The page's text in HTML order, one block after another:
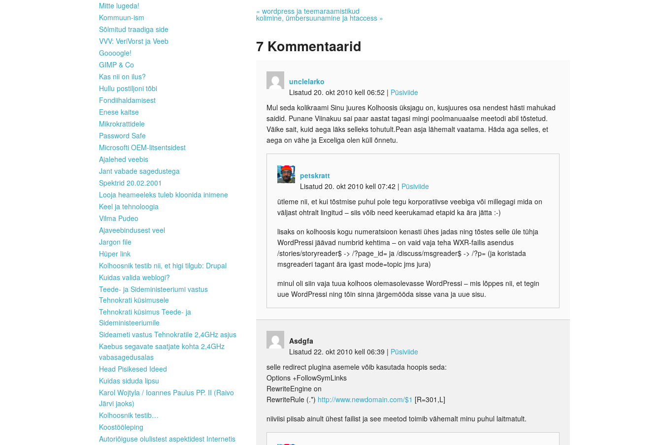
« wordpress ja teemaraamistikud
kolimine, ümbersuunamine ja htaccess »
7 Kommentaarid
unclelarko
Lisatud 20. okt 2010 kell 06:52 | Püsiviide
Mul seda kolikraami Sinu juures Kolhoosis üksjagu on, kusjuures osa nendest hästi mahukad
saidid. Punane Viinakuu sai paar aastat tagasi mingi poolmanuaalse meetodi abil tõstetud.
Väike sait, kuid aega läks selleks tohutult.Pean asja lähemalt vaatama. Häda aga selles, et
aega on vähe ja Exceliga olen küll õnnetu.
petskratt
Lisatud 20. okt 2010 kell 07:42 | Püsiviide
ütleme nii, et kui tõstmise puhul pole tegu korporatiivse veebiga või millegagi mida on
väljast ohtralt lingitud – siis võib need keerukamad etapid ka ära jätta :-)
lisaks on kolhoosis kogu numeratsioon kenasti ühes jadas ning tõstes selle üle tühja
WordPressi jäävad numbrid kehtima – on vaid vaja teha WXR-failis asendus
/stories/storyreader$ -> /?page_id= ja /discuss/msgreader$ -> /?p= (ja koristada
msgreaderi tagant ära igast mode=topic jms jura)
minul oli siin vaja tuua kolhoos olemasolevasse WordPressi – mis lõppes nii, et tegin
uue WordPressi ning tõin sinna järgemööda sisse vana ja uue sisu.
Asdgfa
Lisatud 22. okt 2010 kell 06:39 | Püsiviide
selle redirect plugina asemele võib kasutada hoopis seda:
Options +FollowSymLinks
RewriteEngine on
RewriteRule (.*) http://www.newdomain.com/$1 [R=301,L]
niiviisi piisab ainult ühest failist ja see meetod toimib vähemalt minu puhul laitmatult.
Mitte lugeda!
Kommuun-ism
Sõlmitud traadiga side
VVV: VeriVorst ja Veeb
Goooogle!
GIMP & Co
Kas nii on ilus?
Hullu postiljoni tõbi
Fondiihaldamisest
Enese kaitse
Mikrokrattidele
Password Safe
Microsofti OEM-litsentsidest
Ajalehed veebis
Jant vabade sagedustega
Spektrid 20.02.2001
Looja heameeleks tuleb kloonida inimene
Keel ja tehnoloogia
Vilma Pudeo
Ajaveebindusest veel
Jargon file
Hüper link
Kolhoosnik testib nii, et higi tilgub: Drupal
Kuidas valida weblogi?
Teede- ja Sideministeeriumi vastus
Tehnokrati küsimusele
Tehnokrati küsimus Teede- ja
Sideministeeriumile
Sideameti vastus Tehnokratile 2,4GHz asjus
Kaebus segavate saatjate kohta 2,4GHz
vabasagedusalas
Head Pisikesed Ideed
Kuidas siduda lipsu
Karol Wojtyla / Ioannes Paulus PP. II (Raivo
Järvi jaoks)
Kolhoosnik testib…
Koostööleping
Autoriõiguse olulistest aspektidest Internetis